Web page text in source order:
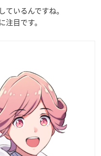
いるんですね。
目です。